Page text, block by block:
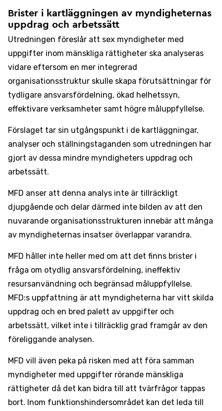
Brister i kartläggningen av myndigheternas
uppdrag och arbetssätt
Utredningen föreslår att sex myndigheter med
uppgifter inom mänskliga rättigheter ska analyseras
vidare eftersom en mer integrerad
organisationsstruktur skulle skapa förutsättningar för
tydligare ansvarsfördelning, ökad helhetssyn,
effektivare verksamheter samt högre måluppfyllelse.
Förslaget tar sin utgångspunkt i de kartläggningar,
analyser och ställningstaganden som utredningen har
gjort av dessa mindre myndigheters uppdrag och
arbetssätt.
MFD anser att denna analys inte är tillräckligt
djupgående och delar därmed inte bilden av att den
nuvarande organisationsstrukturen innebär att många
av myndigheternas insatser överlappar varandra.
MFD håller inte heller med om att det finns brister i
fråga om otydlig ansvarsfördelning, ineffektiv
resursanvändning och begränsad måluppfyllelse.
MFD:s uppfattning är att myndigheterna har vitt skilda
uppdrag och en bred palett av uppgifter och
arbetssätt, vilket inte i tillräcklig grad framgår av den
föreliggande analysen.
MFD vill även peka på risken med att föra samman
myndigheter med uppgifter rörande mänskliga
rättigheter då det kan bidra till att tvärfrågor tappas
bort. Inom funktionshindersområdet kan det leda till